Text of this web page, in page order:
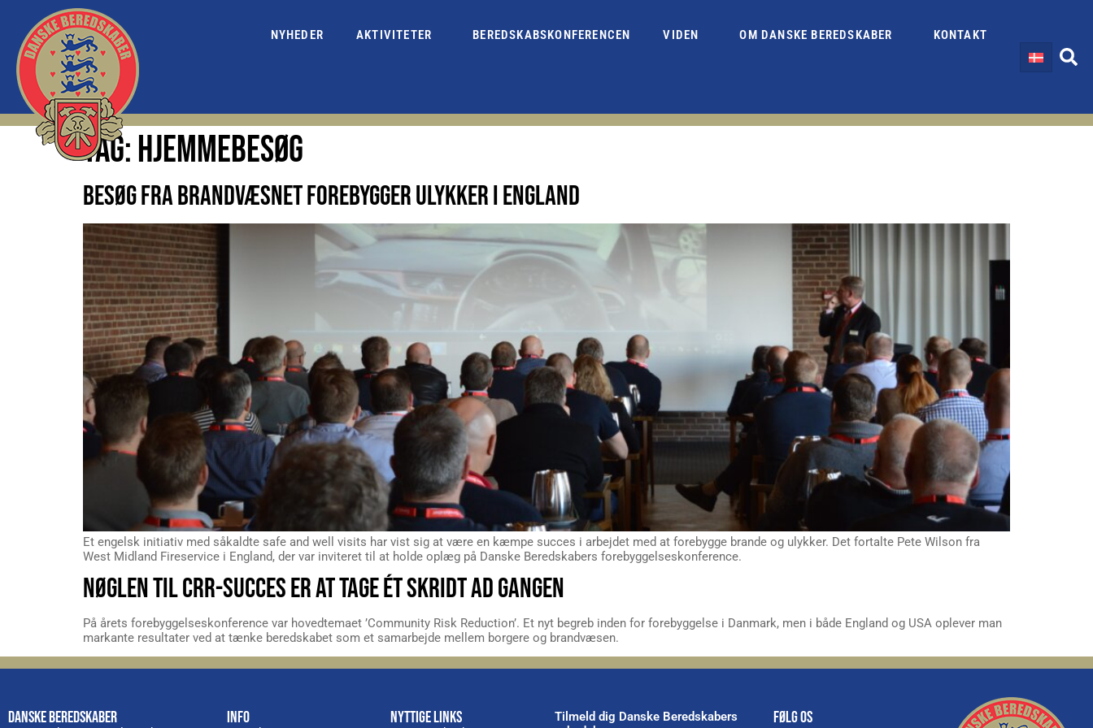
NYHEDER AKTIVITETER BEREDSKABSKONFERENCEN VIDEN OM DANSKE BEREDSKABER KONTAKT
TAG:HJEMMEBESØG
BESØG FRA BRANDVÆSNET FOREBYGGER ULYKKER I ENGLAND
Et engelsk initiativ med såkaldte safe and well visits har vist sig at være en kæmpe succes i arbejdet med at forebygge brande og ulykker. Det fortalte Pete Wilson fra
West Midland Fireservice i England, der var inviteret til at holde oplæg på Danske Beredskabers forebyggelseskonference.
NØGLEN TIL CRR-SUCCES ER AT TAGE ÉT SKRIDT AD GANGEN
På årets forebyggelseskonference var hovedtemaet ’Community Risk Reduction’. Et nyt begreb inden for forebyggelse i Danmark, men i både England og USA oplever man
markante resultater ved at tænke beredskabet som et samarbejde mellem borgere og brandvæsen.
DANSKE BEREDSKABER INFO NYTTIGE LINKS
Tilmeld dig Danske Beredskabers
FØLG OS